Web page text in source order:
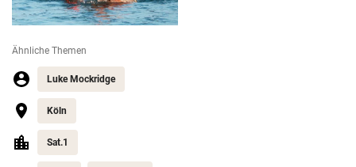
Ähnliche Themen
Luke Mockridge
Köln
Sat.1